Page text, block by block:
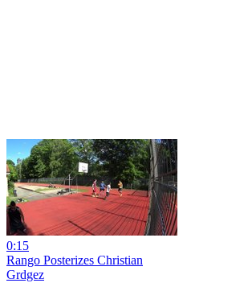
0:15
Rango Posterizes Christian
Grdgez